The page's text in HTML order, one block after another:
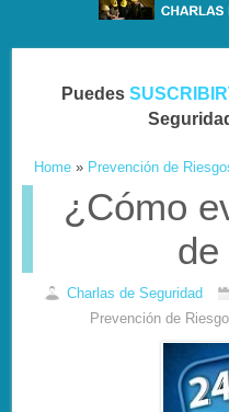
Puedes
Home» Prevención de
¿Cómo
Charlas de Seguridad
Prevención de